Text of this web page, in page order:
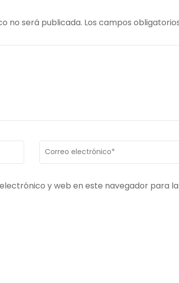
no será publicada. Los campos
Correo
electrónico*
y web en este navegador para